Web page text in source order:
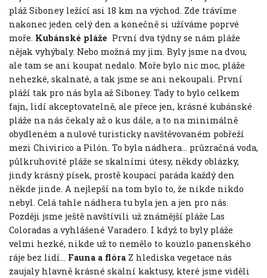
pláž Siboney ležící asi 18 km na východ. Zde trávíme
nakonec jeden celý den a konečně si užíváme poprvé
moře. Kubánské pláže První dva týdny se nám pláže
nějak vyhýbaly. Nebo možná my jim. Byly jsme na dvou,
ale tam se ani koupat nedalo. Moře bylo nic moc, pláže
nehezké, skalnaté, a tak jsme se ani nekoupali. První
pláží tak pro nás byla až Siboney. Tady to bylo celkem
fajn, lidí akceptovatelně, ale přece jen, krásné kubánské
pláže na nás čekaly až o kus dále, a to na minimálně
obydleném a nulově turisticky navštěvovaném pobřeží
mezi Chivirico a Pilón. To byla nádhera… průzračná voda,
půlkruhovité pláže se skalními útesy, někdy oblázky,
jindy krásný písek, prostě koupací paráda každý den
někde jinde. A nejlepší na tom bylo to, že nikde nikdo
nebyl. Celá tahle nádhera tu byla jen a jen pro nás.
Později jsme ještě navštívili už známější pláže Las
Coloradas a vyhlášené Varadero. I když to byly pláže
velmi hezké, nikde už to nemělo to kouzlo panenského
ráje bez lidí… Fauna a flóra Z hlediska vegetace nás
zaujaly hlavně krásné skalní kaktusy, které jsme viděli